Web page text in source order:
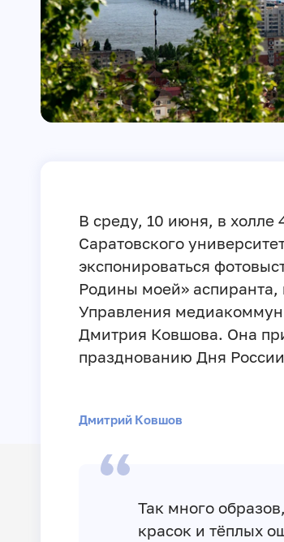
В среду, 10 июня, в холле
Саратовского
экспонироваться
Родины моей» аспиранта,
Управления
Дмитрия Ковшова. Она
празднованию Дня
Дмитрий Ковшов
Так много
красок и тёплых